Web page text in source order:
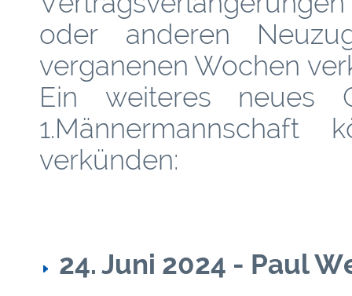
oder anderen
verganenen Wochen
Ein weiteres neues
verkünden:
24. Juni 2024 - Paul